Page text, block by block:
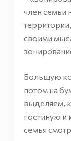
член семьи
своими
Большую
потом на
выделяем,
гостиную и
семья